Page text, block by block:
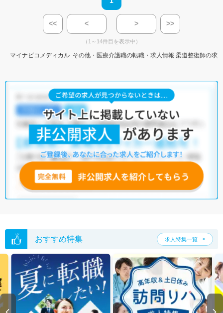
<< < > >>
（1～14件目を表示中）
マイナビコメディカル その他・医療介護職の転職・求人情報 柔道整復師の求
おすすめ特集 求人特集一覧